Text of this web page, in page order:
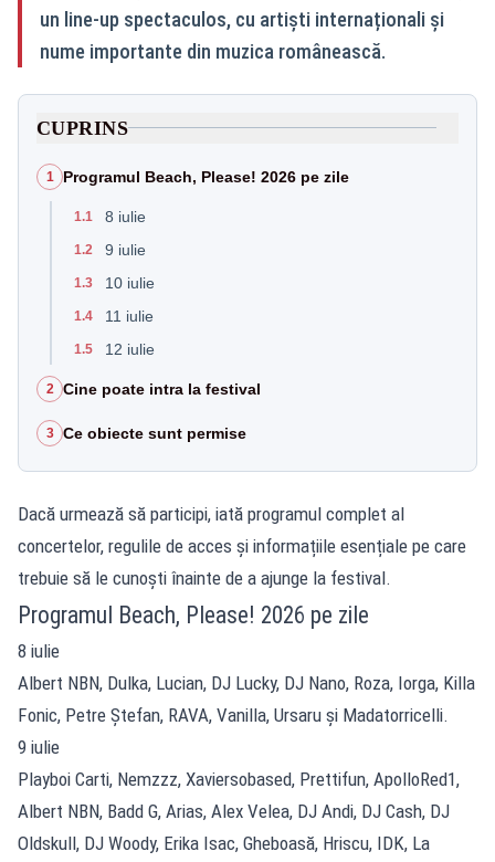
un line-up spectaculos, cu artiști internaționali și
nume importante din muzica românească.
CUPRINS
1 Programul Beach, Please! 2026 pe zile
1.1 8 iulie
1.2 9 iulie
1.3 10 iulie
1.4 11 iulie
1.5 12 iulie
2 Cine poate intra la festival
3 Ce obiecte sunt permise
Dacă urmează să participi, iată programul complet al
concertelor, regulile de acces și informațiile esențiale pe care
trebuie să le cunoști înainte de a ajunge la festival.
Programul Beach, Please! 2026 pe zile
8 iulie
Albert NBN, Dulka, Lucian, DJ Lucky, DJ Nano, Roza, Iorga, Killa
Fonic, Petre Ștefan, RAVA, Vanilla, Ursaru și Madatorricelli.
9 iulie
Playboi Carti, Nemzzz, Xaviersobased, Prettifun, ApolloRed1,
Albert NBN, Badd G, Arias, Alex Velea, DJ Andi, DJ Cash, DJ
Oldskull, DJ Woody, Erika Isac, Gheboasă, Hriscu, IDK, La